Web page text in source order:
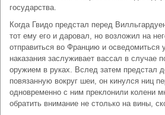
государства.
Когда Гвидо предстал перед
тот ему его и даровал, но возложил на
отправиться во Францию и осведомиться
наказания заслуживает вассал в случае
оружием в руках. Вслед затем предстал
повязанную вокруг шеи, он кинулся ниц
одновременно с ним преклонили колени
обратить внимание не столько на вины,